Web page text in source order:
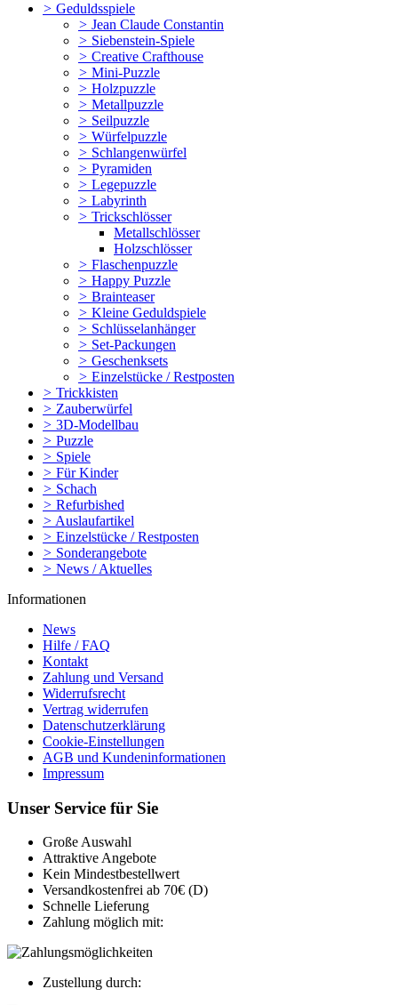
> Geduldsspiele
> Jean Claude Constantin
> Siebenstein-Spiele
> Creative Crafthouse
> Mini-Puzzle
> Holzpuzzle
> Metallpuzzle
> Seilpuzzle
> Würfelpuzzle
> Schlangenwürfel
> Pyramiden
> Legepuzzle
> Labyrinth
> Trickschlösser
Metallschlösser
Holzschlösser
> Flaschenpuzzle
> Happy Puzzle
> Brainteaser
> Kleine Geduldspiele
> Schlüsselanhänger
> Set-Packungen
> Geschenksets
> Einzelstücke / Restposten
> Trickkisten
> Zauberwürfel
> 3D-Modellbau
> Puzzle
> Spiele
> Für Kinder
> Schach
> Refurbished
> Auslaufartikel
> Einzelstücke / Restposten
> Sonderangebote
> News / Aktuelles
Informationen
News
Hilfe / FAQ
Kontakt
Zahlung und Versand
Widerrufsrecht
Vertrag widerrufen
Datenschutzerklärung
Cookie-Einstellungen
AGB und Kundeninformationen
Impressum
Unser Service für Sie
Große Auswahl
Attraktive Angebote
Kein Mindestbestellwert
Versandkostenfrei ab 70€ (D)
Schnelle Lieferung
Zahlung möglich mit:
Zustellung durch: